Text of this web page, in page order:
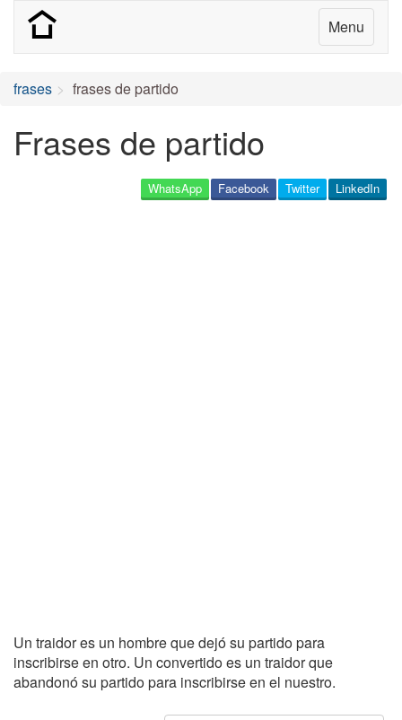
Menu
frases frases de partido
Frases de partido
LinkedIn
Twitter
Facebook
WhatsApp
Un traidor es un hombre que dejó su partido para
inscribirse en otro. Un convertido es un traidor que
abandonó su partido para inscribirse en el nuestro.